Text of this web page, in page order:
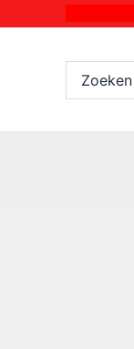
Gratis
naar: